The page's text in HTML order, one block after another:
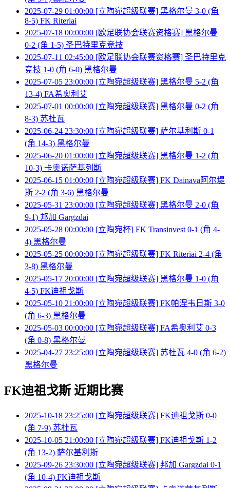
2025-07-29 01:00:00 [立陶宛超级联赛] 黑格尔曼 3-0 (角
8-5) FK Riteriai
2025-07-18 00:00:00 [欧足联协会联赛资格赛] 黑格尔曼
0-2 (角 1-5) 圣巴特里克竞技
2025-07-11 02:45:00 [欧足联协会联赛资格赛] 圣巴特里克
竞技 1-0 (角 6-0) 黑格尔曼
2025-07-05 23:00:00 [立陶宛超级联赛] 黑格尔曼 5-2 (角
13-4) FA希奥利艾
2025-07-01 00:00:00 [立陶宛超级联赛] 黑格尔曼 0-2 (角
8-3) 苏杜瓦
2025-06-24 23:30:00 [立陶宛超级联赛] 萨尔基利斯 0-1
(角 14-3) 黑格尔曼
2025-06-20 01:00:00 [立陶宛超级联赛] 黑格尔曼 1-2 (角
10-3) 卡奥诺萨基列斯
2025-06-15 01:00:00 [立陶宛超级联赛] FK Dainava阿尔堤
斯 2-2 (角 3-6) 黑格尔曼
2025-05-31 23:00:00 [立陶宛超级联赛] 黑格尔曼 2-0 (角
9-1) 邦加 Gargzdai
2025-05-28 00:00:00 [立陶宛杯] FK Transinvest 0-1 (角 4-
4) 黑格尔曼
2025-05-25 00:00:00 [立陶宛超级联赛] FK Riteriai 2-4 (角
3-8) 黑格尔曼
2025-05-17 20:00:00 [立陶宛超级联赛] 黑格尔曼 1-0 (角
4-5) FK迪祖戈斯
2025-05-10 21:00:00 [立陶宛超级联赛] FK帕涅韦日斯 3-0
(角 6-3) 黑格尔曼
2025-05-03 00:00:00 [立陶宛超级联赛] FA希奥利艾 0-3
(角 0-8) 黑格尔曼
2025-04-27 23:25:00 [立陶宛超级联赛] 苏杜瓦 4-0 (角 6-2)
黑格尔曼
FK迪祖戈斯 近期比赛
2025-10-18 23:25:00 [立陶宛超级联赛] FK迪祖戈斯 0-0
(角 7-9) 苏杜瓦
2025-10-05 21:00:00 [立陶宛超级联赛] FK迪祖戈斯 1-2
(角 13-2) 萨尔基利斯
2025-09-26 23:30:00 [立陶宛超级联赛] 邦加 Gargzdai 0-1
(角 10-4) FK迪祖戈斯